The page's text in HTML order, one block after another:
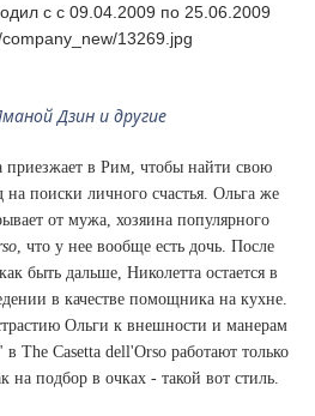
с c 09.04.2009 по 25.06.2009
13269.jpg
Дзин и другие
приезжает в Рим, чтобы найти свою
поиски личного счастья. Ольга же
от мужа, хозяина популярного
, что у нее вообще есть дочь. После
быть дальше, Николетта остается в
в качестве помощника на кухне.
Ольги к внешности и манерам
The Casetta dell'Orso работают только
подбор в очках - такой вот стиль.